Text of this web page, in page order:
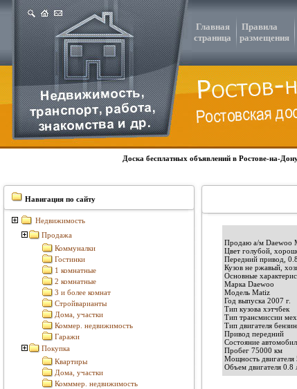
Главная
страница
Правила
размещения
Доска бесплатных объявлений в Ростове-на-
Навигация по сайту
Недвижимость
Продажа
Коммуналки
Гостинки
1 комнатные
2 комнатные
3 и более комнат
Стройварианты
Дома, участки
Коммер. недвижимость
Гаражи
Покупка
Квартиры
Дома, участки
Комммер. недвижимость
Продаю а/м Daewoo
Цвет голубой,
Передний привод,
Кузов не ржавый,
Основные
Марка Daewoo
Модель Matiz
Год выпуска 2007 г.
Тип кузова хэтчбек
Тип трансмиссии
Тип двигателя
Привод передний
Состояние
Пробег 75000 км
Мощность двигателя
Объем двигателя 0.8